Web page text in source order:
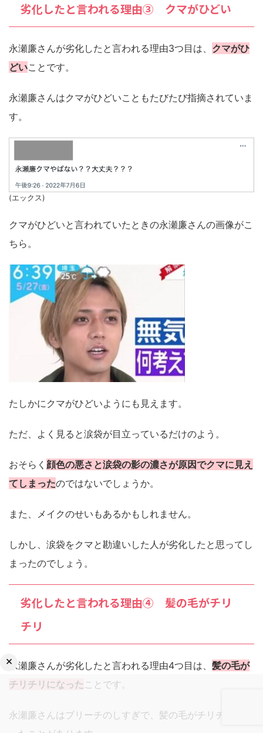
劣化したと言われる理由③ クマがひどい
永瀬廉さんが劣化したと言われる理由3つ目は、 クマがひ
どいことです。
永瀬廉さんはクマがひどいこともたびたび指摘されていま
す。
(エックス)
クマがひどいと言われていたときの永瀬廉さんの画像がこ
ちら。
たしかにクマがひどいようにも見えます。
ただ、よく見ると涙袋が目立っているだけのよう。
おそらく 顔色の悪さと涙袋の影の濃さが原因でクマに見え
てしまったのではないでしょうか。
また、メイクのせいもあるかもしれません。
しかし、涙袋をクマと勘違いした人が劣化したと思ってし
まったのでしょう。
劣化したと言われる理由④ 髪の毛がチリ
チリ
永瀬廉さんが劣化したと言われる理由4つ目は、 髪の毛が
チリチリになった ことです。
永瀬廉さんはブリーチのしすぎで、髪の毛がチリチリにな
×